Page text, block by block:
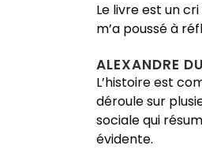
Le livre est un
m’a poussé à
ALEXANDRE
L’histoire est
déroule sur
sociale qui
évidente.